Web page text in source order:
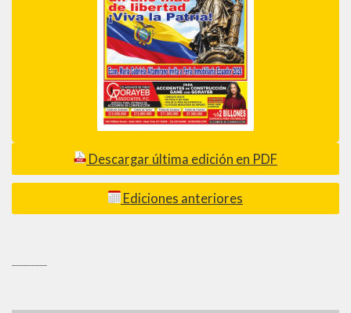
Descargar última edición en PDF
Ediciones anteriores